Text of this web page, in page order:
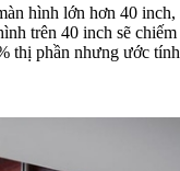
hình lớn hơn 40
trên 40 inch sẽ
phần nhưng ước